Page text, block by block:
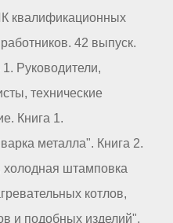
квалификационных
42 выпуск.
Руководители,
технические
Книга 1.
металла". Книга 2.
штамповка
котлов,
и подобных изделий",